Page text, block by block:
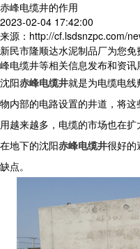
赤峰电缆井的作用
2023-02-04 17:42:00
来源：http://cf.lsdsnzpc.com/
新民市隆顺达水泥制品厂为您免
峰电缆井等相关信息发布和资讯
沈阳赤峰电缆井就是为电缆电线
物内部的电路设置的井道，将
用越来越多，电缆的市场也在
在地下的沈阳赤峰电缆井很好的
缺点。